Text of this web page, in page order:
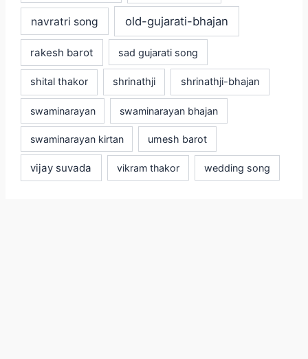
navratri song old-gujarati-bhajan
rakesh barot sad gujarati song
shital thakor shrinathji shrinathji-bhajan
swaminarayan swaminarayan bhajan
swaminarayan kirtan umesh barot
vijay suvada vikram thakor wedding song